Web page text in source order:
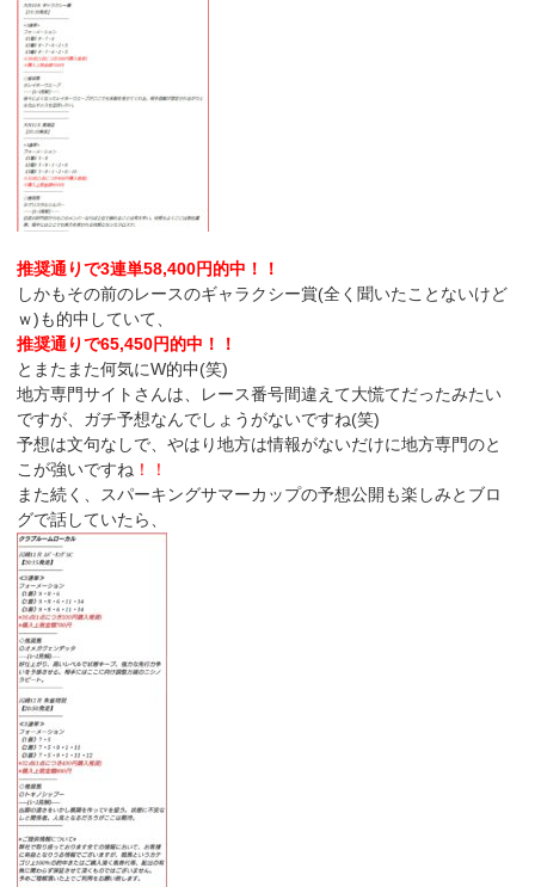
推奨通りで3連単58,400円的中！！
しかもその前のレースのギャラクシー賞(全く聞いたことないけど
ｗ)も的中していて、
推奨通りで65,450円的中！！
とまたまた何気にW的中(笑)
地方専門サイトさんは、レース番号間違えて大慌てだったみたい
ですが、ガチ予想なんでしょうがないですね(笑)
予想は文句なしで、やはり地方は情報がないだけに地方専門のと
こが強いですね ！！
また続く、スパーキングサマーカップの予想公開も楽しみとブロ
グで話していたら、